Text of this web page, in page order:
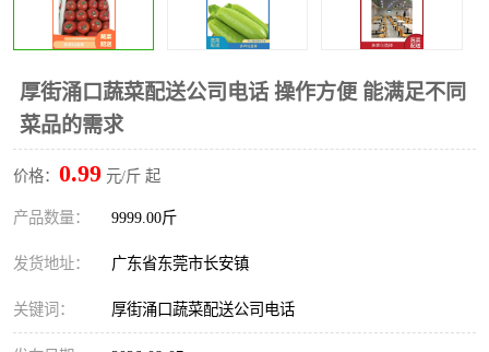
厚街涌口蔬菜配送公司电话 操作方便 能满足不同
菜品的需求
价格： 0.99 元/斤 起
产品数量： 9999.00斤
发货地址： 广东省东莞市长安镇
关键词： 厚街涌口蔬菜配送公司电话